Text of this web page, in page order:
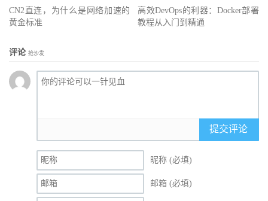
CN2直连，为什么是网络加速的
黄金标准
高效DevOps的利器：Docker部署
教程从入门到精通
评论 抢沙发
提交评论
昵称 (必填)
邮箱 (必填)